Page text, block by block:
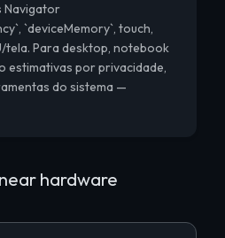
Navigator
`deviceMemory`, touch,
tela. Para desktop, notebook
estimativas por privacidade,
do sistema —
hardware